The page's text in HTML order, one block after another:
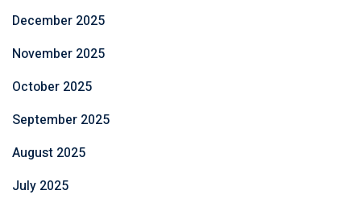
December 2025
November 2025
October 2025
September 2025
August 2025
July 2025